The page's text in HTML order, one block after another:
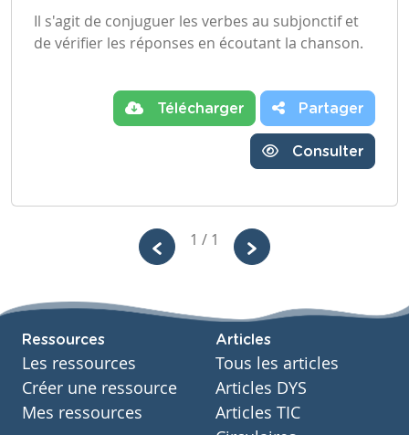
Il s'agit de conjuguer les verbes au subjonctif et
de vérifier les réponses en écoutant la chanson.
Télécharger Partager
Consulter
1 / 1
Ressources
Les ressources
Créer une ressource
Mes ressources
Articles
Tous les articles
Articles DYS
Articles TIC